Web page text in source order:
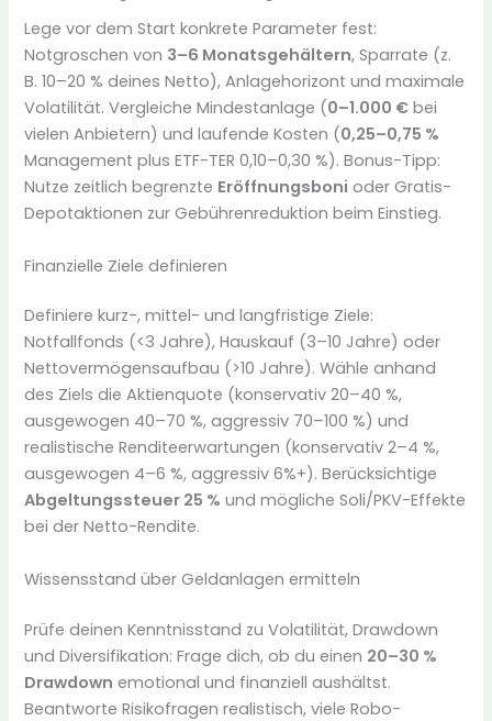
Lege vor dem Start konkrete Parameter fest:
Notgroschen von 3–6 Monatsgehältern, Sparrate (z.
B. 10–20 % deines Netto), Anlagehorizont und maximale
Volatilität. Vergleiche Mindestanlage (0–1.000 € bei
vielen Anbietern) und laufende Kosten (0,25–0,75 %
Management plus ETF-TER 0,10–0,30 %). Bonus-Tipp:
Nutze zeitlich begrenzte Eröffnungsboni oder Gratis-
Depotaktionen zur Gebührenreduktion beim Einstieg.
Finanzielle Ziele definieren
Definiere kurz-, mittel- und langfristige Ziele:
Notfallfonds (<3 Jahre), Hauskauf (3–10 Jahre) oder
Nettovermögensaufbau (>10 Jahre). Wähle anhand
des Ziels die Aktienquote (konservativ 20–40 %,
ausgewogen 40–70 %, aggressiv 70–100 %) und
realistische Renditeerwartungen (konservativ 2–4 %,
ausgewogen 4–6 %, aggressiv 6%+). Berücksichtige
Abgeltungssteuer 25 % und mögliche Soli/PKV-Effekte
bei der Netto-Rendite.
Wissensstand über Geldanlagen ermitteln
Prüfe deinen Kenntnisstand zu Volatilität, Drawdown
und Diversifikation: Frage dich, ob du einen 20–30 %
Drawdown emotional und finanziell aushältst.
Beantworte Risikofragen realistisch, viele Robo-